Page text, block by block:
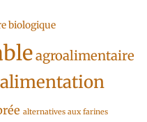
biologique
agroalimentaire
alimentation
alternatives aux farines